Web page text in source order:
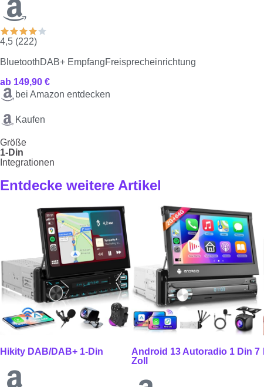
4,5 (222)
BluetoothDAB+ EmpfangFreisprecheinrichtung
ab 149,90 €
bei Amazon entdecken
Kaufen
Größe
1-Din
Integrationen
Entdecke weitere Artikel
Hikity DAB/DAB+ 1-Din
Android 13 Autoradio 1 Din 7
Zoll